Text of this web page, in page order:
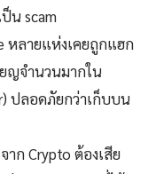
น scam
หลายแห่งเคยถูกแฮก
ญจำนวนมากใน
ปลอดภัยกว่าเก็บบน
าก Crypto ต้องเสีย